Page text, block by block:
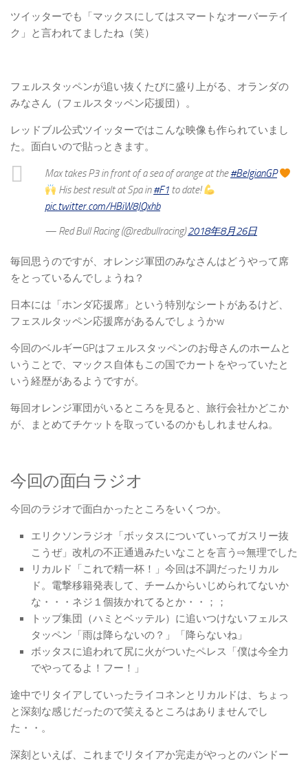
ツイッターでも「マックスにしてはスマートなオーバーテイ
ク」と言われてましたね（笑）
フェルスタッペンが追い抜くたびに盛り上がる、オランダの
みなさん（フェルスタッペン応援団）。
レッドブル公式ツイッターではこんな映像も作られていまし
た。面白いので貼っときます。
Max takes P3 in front of a sea of orange at the#BelgianGP
His best result at Spa in#F1 to date!
pic.twitter.com/HBiW8JQxhb
— Red Bull Racing (@redbullracing)2018年8月26日
毎回思うのですが、オレンジ軍団のみなさんはどうやって席
をとっているんでしょうね？
日本には「ホンダ応援席」という特別なシートがあるけど、
フェスルタッペン応援席があるんでしょうかw
今回のベルギーGPはフェルスタッペンのお母さんのホームと
いうことで、マックス自体もこの国でカートをやっていたと
いう経歴があるようですが。
毎回オレンジ軍団がいるところを見ると、旅行会社かどこか
が、まとめてチケットを取っているのかもしれませんね。
今回の面白ラジオ
今回のラジオで面白かったところをいくつか。
エリクソンラジオ「ボッタスについていってガスリー抜
こうぜ」改札の不正通過みたいなことを言う⇨無理でした
リカルド「これで精一杯！」今回は不調だったリカル
ド。電撃移籍発表して、チームからいじめられてないか
な・・・ネジ１個抜かれてるとか・・；；
トップ集団（ハミとベッテル）に追いつけないフェルス
タッペン「雨は降らないの？」「降らないね」
ボッタスに追われて尻に火がついたペレス「僕は今全力
でやってるよ！フー！」
途中でリタイアしていったライコネンとリカルドは、ちょっ
と深刻な感じだったので笑えるところはありませんでし
た・・。
深刻といえば、これまでリタイアか完走がやっとのバンドー